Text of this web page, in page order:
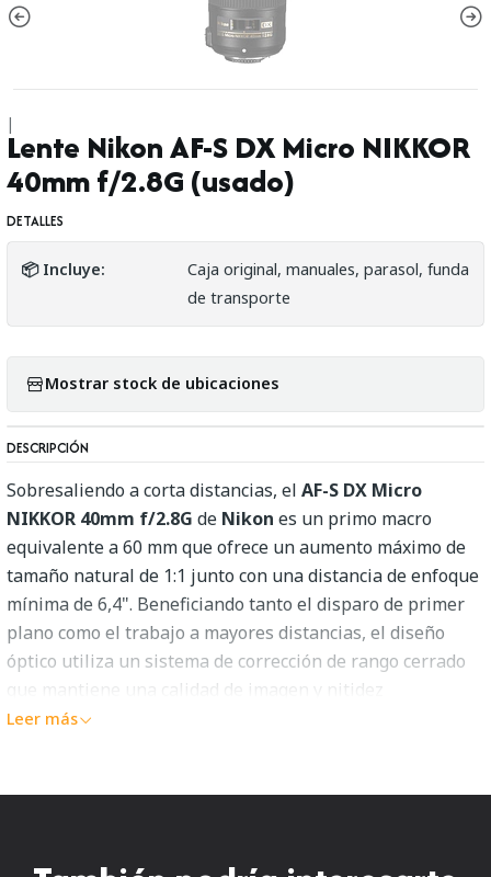
|
Lente Nikon AF-S DX Micro NIKKOR
40mm f/2.8G (usado)
DETALLES
📦 Incluye:
Caja original, manuales, parasol, funda
de transporte
Mostrar stock de ubicaciones
DESCRIPCIÓN
Sobresaliendo a corta distancias, el AF-S DX Micro
NIKKOR 40mm f/2.8G de Nikon es un primo macro
equivalente a 60 mm que ofrece un aumento máximo de
tamaño natural de 1:1 junto con una distancia de enfoque
mínima de 6,4". Beneficiando tanto el disparo de primer
plano como el trabajo a mayores distancias, el diseño
óptico utiliza un sistema de corrección de rango cerrado
que mantiene una calidad de imagen y nitidez
consistentes en todo el rango de enfoque. Los elementos
fantasma para un mayor contraste y fidelidad de color y
Leer más